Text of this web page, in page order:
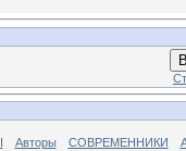
Авторы СОВРЕМЕННИКИ